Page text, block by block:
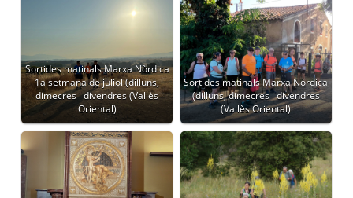
Sortides matinals Marxa Nòrdica
1a setmana de juliol (dilluns,
dimecres i divendres (Vallès
Oriental)
Sortides matinals Marxa Nòrdica
(dilluns, dimecres i divendres
(Vallès Oriental)